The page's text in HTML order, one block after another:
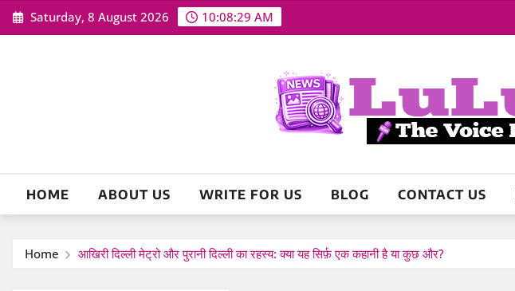
Skip
to
Saturday, 8 August 2026 10:08:30 AM
HOME ABOUT US WRITE FOR US BLOG CONTACT US
Home आखिरी दिल्ली मेट्रो और पुरानी दिल्ली का रहस्य: क्या यह सिर्फ़ एक कहानी है या कुछ और?